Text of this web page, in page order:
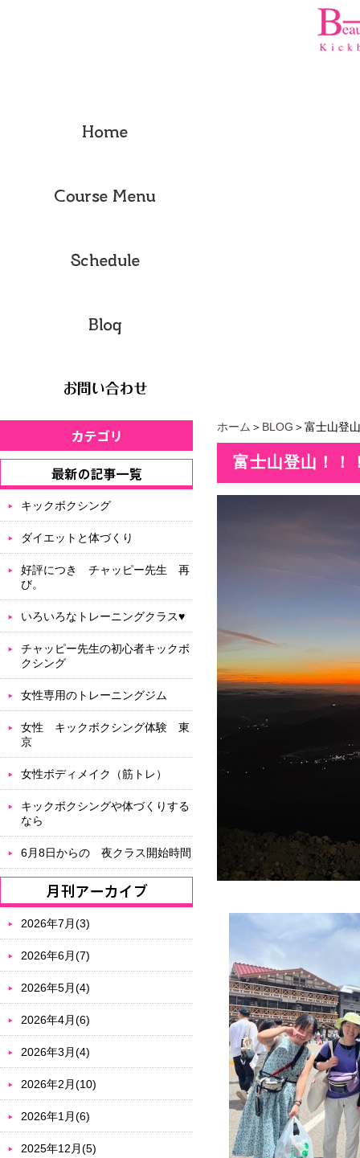
ホーム ＞ BLOG ＞富士山登
富士山登山！！
キックボクシング
ダイエットと体づくり
好評につき チャッピー先生 再
び。
いろいろなトレーニングクラス♥
チャッピー先生の初心者キックボ
クシング
女性専用のトレーニングジム
女性 キックボクシング体験 東
京
女性ボディメイク（筋トレ）
キックボクシングや体づくりする
なら
6月8日からの 夜クラス開始時間
2026年7月(3)
2026年6月(7)
2026年5月(4)
2026年4月(6)
2026年3月(4)
2026年2月(10)
2026年1月(6)
2025年12月(5)